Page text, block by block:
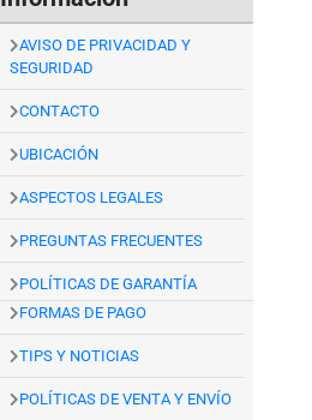
AVISO DE PRIVACIDAD Y
SEGURIDAD
CONTACTO
UBICACIÓN
ASPECTOS LEGALES
PREGUNTAS FRECUENTES
POLÍTICAS DE GARANTÍA
FORMAS DE PAGO
TIPS Y NOTICIAS
POLÍTICAS DE VENTA Y ENVÍO